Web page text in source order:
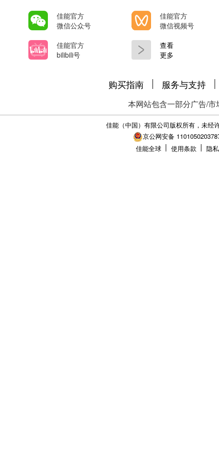
佳能官方
微信公众号
佳能官方
微信视频号
佳能官方
bilibili号
查看
更多
购买指南 服务与支持
本网站包含一部分广告/
佳能（中国）有限公司版权所有，未经
京公网安备
佳能全球
使用条款 隐